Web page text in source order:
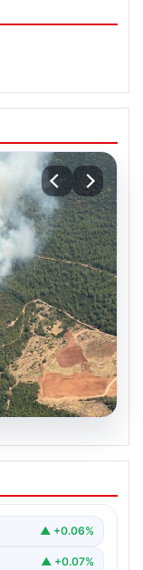
▲ +0.06%
▲ +0.07%